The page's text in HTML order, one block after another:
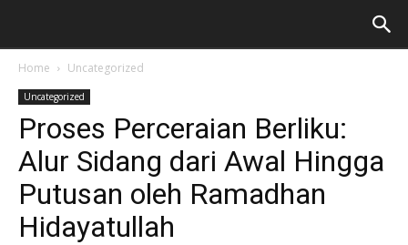
Home Uncategorized
Uncategorized
Proses Perceraian Berliku:
Alur Sidang dari Awal Hingga
Putusan oleh Ramadhan
Hidayatullah